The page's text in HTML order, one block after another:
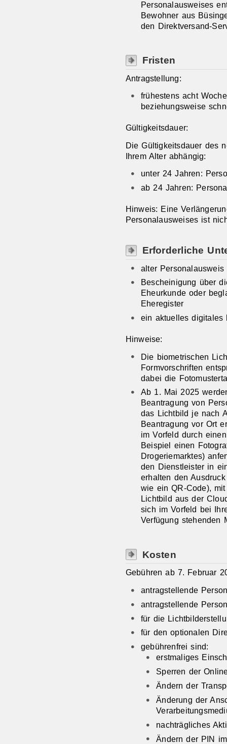
Personalausweises
Bewohner aus
den Direktversand-
Fristen
Antragstellung:
frühestens acht
beziehungsweise
Gültigkeitsdauer:
Die Gültigkeitsdauer des
Ihrem Alter abhängig:
unter 24 Jahren:
ab 24 Jahren:
Hinweis: Eine
Personalausweises ist
Erforderliche
alter Personalausweis
Bescheinigung über
Eheurkunde oder
Eheregister
ein aktuelles digitales
Hinweise:
Die biometrischen
Formvorschriften
dabei die
Ab 1. Mai 2025
Beantragung von
das Lichtbild je nach
Beantragung vor Ort
im Vorfeld durch
Beispiel einen
Drogeriemarktes)
den Dienstleister in
erhalten den
wie ein QR-Code),
Lichtbild aus der
sich im Vorfeld bei
Verfügung stehenden
Kosten
Gebühren ab 7. Februar
antragstellende
antragstellende
für die
für den optionalen
gebührenfrei sind:
erstmaliges
Sperren der
Ändern der
Änderung der
nachträgliches
Ändern der PIN